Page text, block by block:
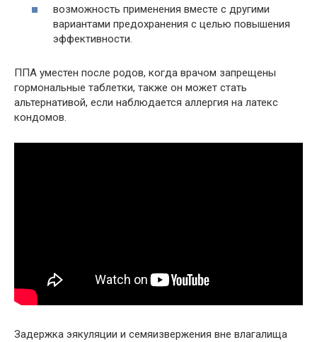
возможность применения вместе с другими
вариантами предохранения с целью повышения
эффективности.
ППА уместен после родов, когда врачом запрещены
гормональные таблетки, также он может стать
альтернативой, если наблюдается аллергия на латекс
кондомов.
Задержка эякуляции и семяизвержения вне влагалища